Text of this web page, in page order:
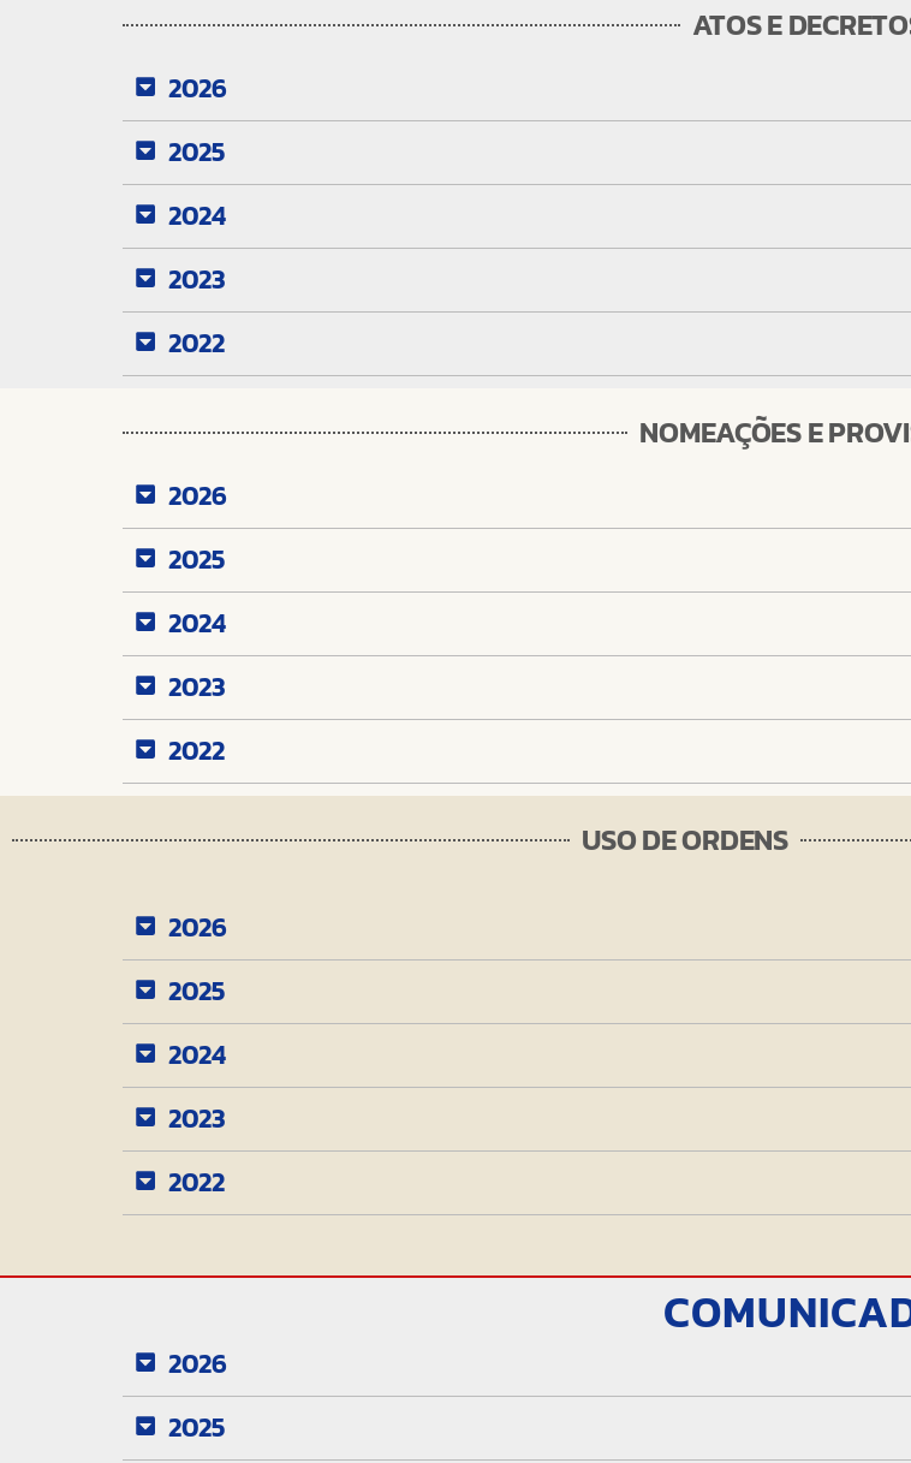
ATOS E
2026
2025
2024
2023
2022
NOMEAÇÕES E
2026
2025
2024
2023
2022
USO DE ORDENS
2026
2025
2024
2023
2022
2026
2025